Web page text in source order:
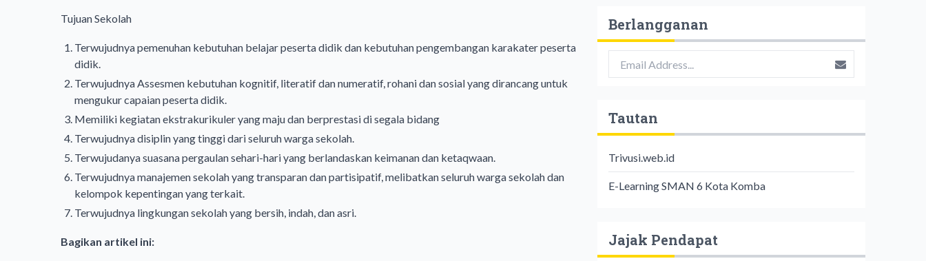
Tujuan Sekolah
Terwujudnya pemenuhan kebutuhan belajar peserta didik dan kebutuhan pengembangan karakater peserta
didik.
Terwujudnya Assesmen kebutuhan kognitif, literatif dan numeratif, rohani dan sosial yang dirancang untuk
mengukur capaian peserta didik.
Memiliki kegiatan ekstrakurikuler yang maju dan berprestasi di segala bidang
Terwujudnya disiplin yang tinggi dari seluruh warga sekolah.
Terwujudanya suasana pergaulan sehari-hari yang berlandaskan keimanan dan ketaqwaan.
Terwujudnya manajemen sekolah yang transparan dan partisipatif, melibatkan seluruh warga sekolah dan
kelompok kepentingan yang terkait.
Terwujudnya lingkungan sekolah yang bersih, indah, dan asri.
Bagikan artikel ini:
Berlangganan
Tautan
Trivusi.web.id
E-Learning SMAN 6 Kota Komba
Jajak Pendapat